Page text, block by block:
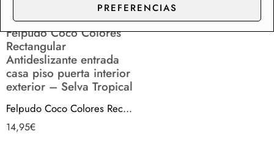
PREFERENCIAS
Felpudo Coco Colores
Rectangular
Antideslizante entrada
casa piso puerta interior
exterior – Selva Tropical
Felpudo Coco Colores Rectangular Antideslizante entrada casa piso puerta interior exterior – Selva Tropical
14,95€